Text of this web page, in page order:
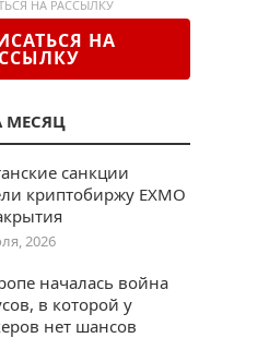
НА РАССЫЛКУ
НА
МЕСЯЦ
санкции
криптобиржу EXMO
2026
началась война
в которой у
нет шансов